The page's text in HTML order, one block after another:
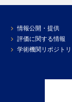
情報公開・提供
評価に関する情報
学術機関リポジトリ